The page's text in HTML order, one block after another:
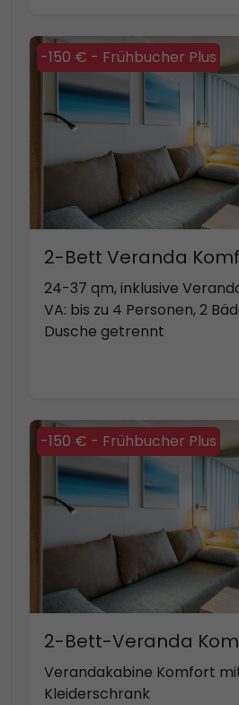
-150 € - Frühbucher Plus
2-Bett Veranda
24-37 qm, inklusive
VA: bis zu 4 Personen, 2
Dusche getrennt
-150 € - Frühbucher Plus
2-Bett-Veranda
Verandakabine Komfort
Kleiderschrank